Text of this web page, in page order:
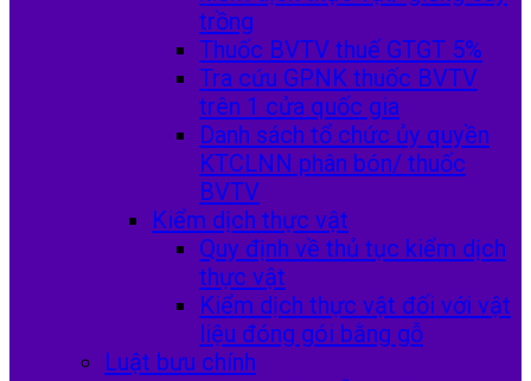
trồng
Thuốc BVTV thuế GTGT 5%
Tra cứu GPNK thuốc BVTV
trên 1 cửa quốc gia
Danh sách tổ chức ủy quyền
KTCLNN phân bón/ thuốc
BVTV
Kiểm dịch thực vật
Quy định về thủ tục kiểm dịch
thực vật
Kiểm dịch thực vật đối với vật
liệu đóng gói bằng gỗ
Luật bưu chính